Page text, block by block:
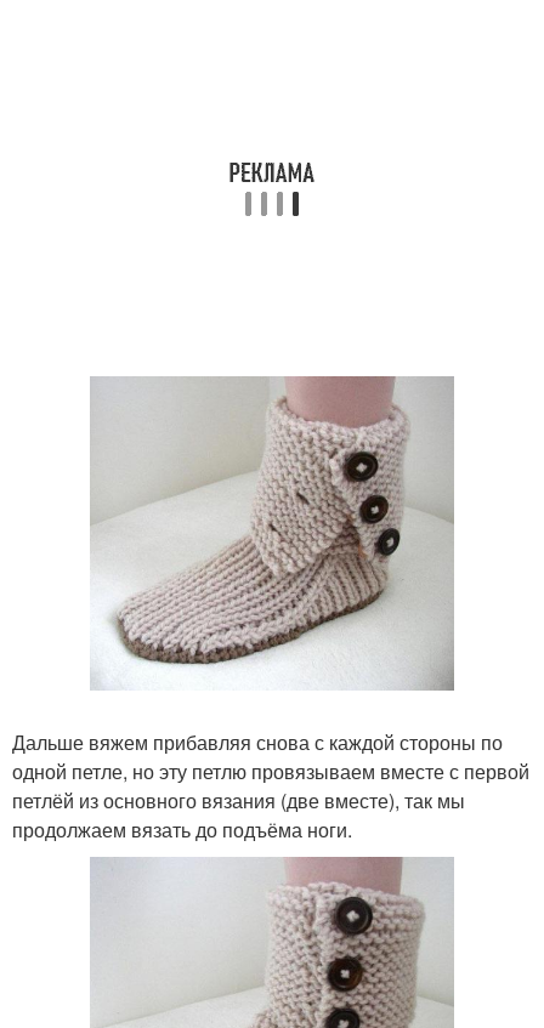
Дальше вяжем прибавляя снова с каждой стороны по
одной петле, но эту петлю провязываем вместе с первой
петлёй из основного вязания (две вместе), так мы
продолжаем вязать до подъёма ноги.